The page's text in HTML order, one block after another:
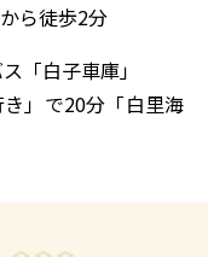
ら徒歩2分
「白子車庫」
」で20分「白里海